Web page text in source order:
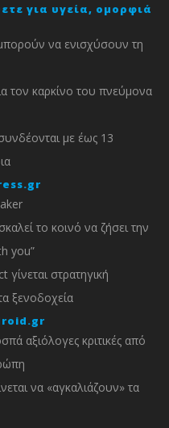
για υγεία, ομορφιά
να ενισχύσουν τη
τον καρκίνο του πνεύμονα
με έως 13
το κοινό να ζήσει την
you”
στρατηγική
ξενοδοχεία
αξιόλογες κριτικές από
να «αγκαλιάζουν» τα